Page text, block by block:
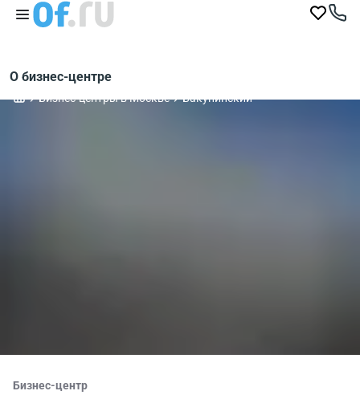
О бизнес-центре
Бизнес-центры в Москве Бакунинский
Бизнес-центр